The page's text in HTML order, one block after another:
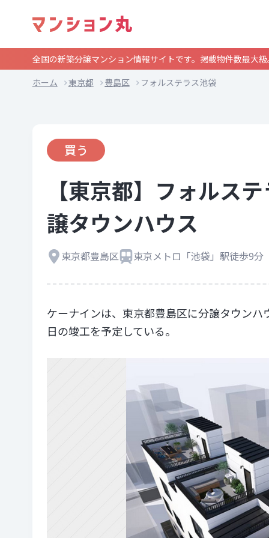
全国の新築分譲マンション情報サイトです。掲載物件数最大
ホーム
東京都 豊島区 フォルステラス池袋
買う
【東京都】フォルス
譲タウンハウス
東京都豊島区 東京メトロ「池袋」駅徒歩9分
ケーナインは、東京都豊島区に分譲タウン
日の竣工を予定している。